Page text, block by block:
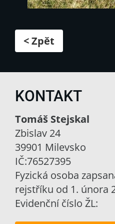
< Zpět
KONTAKT
Tomáš Stejskal
Zbislav 24
39901 Milevsko
IČ:76527395
Fyzická osoba
rejstříku od 1. února
Evidenční číslo ŽL: